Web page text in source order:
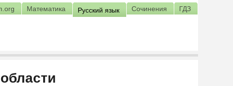
Математика Русский язык Сочинения ГДЗ